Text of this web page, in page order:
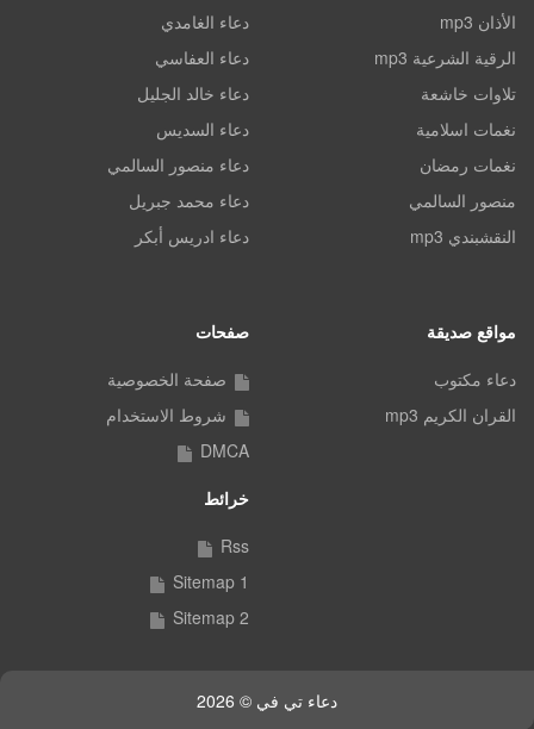
الأذان mp3
الرقية الشرعية mp3
تلاوات خاشعة
نغمات اسلامية
نغمات رمضان
منصور السالمي
النقشبندي mp3
دعاء الغامدي
دعاء العفاسي
دعاء خالد الجليل
دعاء السديس
دعاء منصور السالمي
دعاء محمد جبريل
دعاء ادريس أبكر
مواقع صديقة
دعاء مكتوب
القران الكريم mp3
صفحات
صفحة الخصوصية
شروط الاستخدام
DMCA
خرائط
Rss
Sitemap 1
Sitemap 2
دعاء تي في © 2026